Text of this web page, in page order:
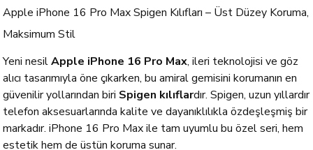
Apple iPhone 16 Pro Max Spigen Kılıfları – Üst Düzey Koruma,
Maksimum Stil
Yeni nesilApple iPhone 16 Pro Max, ileri teknolojisi ve göz
alıcı tasarımıyla öne çıkarken, bu amiral gemisini korumanın en
güvenilir yollarından biri Spigen kılıflardır. Spigen, uzun yıllardır
telefon aksesuarlarında kalite ve dayanıklılıkla özdeşleşmiş bir
markadır. iPhone 16 Pro Max ile tam uyumlu bu özel seri, hem
estetik hem de üstün koruma sunar.